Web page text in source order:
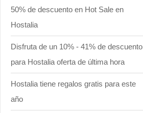
50% de descuento en Hot Sale en
Hostalia
Disfruta de un 10% - 41% de descuento
para Hostalia oferta de última hora
Hostalia tiene regalos gratis para este
año